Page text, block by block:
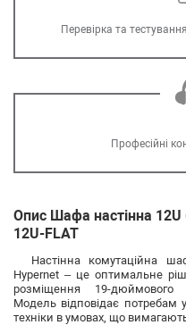
Перевірка та
Професійні
Опис Шафа настінна 12U
12U-FLAT
Настінна комутаційна
Hypernet – це оптимальне
розміщення 19-дюймового
Модель відповідає потребам
техніки в умовах, що